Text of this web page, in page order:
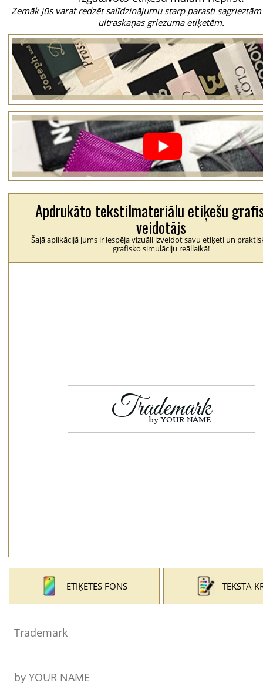
Zemāk jūs varat redzēt salīdzinājumu starp parasti
ultraskaņas griezuma etiķetēm.
Apdrukāto tekstilmateriālu etiķešu
veidotājs
Šajā aplikācijā jums ir iespēja vizuāli izveidot savu etiķeti un
grafisko simulāciju reāllaikā!
ETIĶETES FONS TEKSTA